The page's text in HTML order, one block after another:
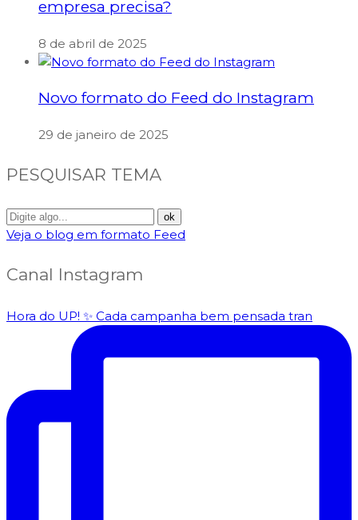
empresa precisa?
8 de abril de 2025
Novo formato do Feed do Instagram
29 de janeiro de 2025
PESQUISAR TEMA
Veja o blog em formato Feed
Canal Instagram
Hora do UP! ✨️ Cada campanha bem pensada tran